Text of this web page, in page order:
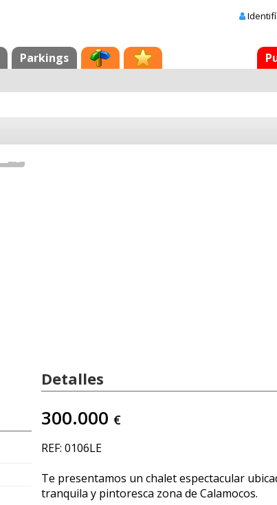
Parkings
12
Detalles
300.000 €
REF: 0106LE
Te presentamos un chalet espectacular
tranquila y pintoresca zona de Calamocos.